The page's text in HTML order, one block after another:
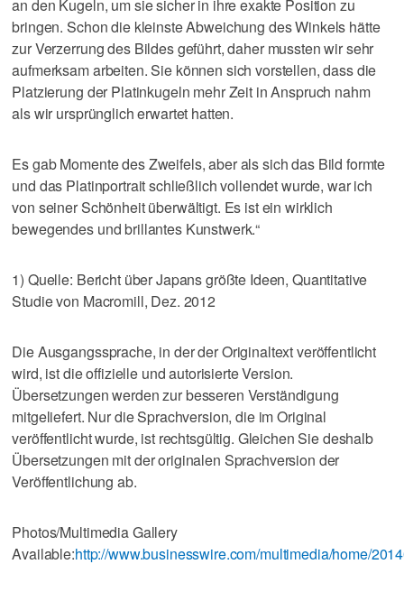
an den Kugeln, um sie sicher in ihre exakte Position zu
bringen. Schon die kleinste Abweichung des Winkels hätte
zur Verzerrung des Bildes geführt, daher mussten wir sehr
aufmerksam arbeiten. Sie können sich vorstellen, dass die
Platzierung der Platinkugeln mehr Zeit in Anspruch nahm
als wir ursprünglich erwartet hatten.
Es gab Momente des Zweifels, aber als sich das Bild formte
und das Platinportrait schließlich vollendet wurde, war ich
von seiner Schönheit überwältigt. Es ist ein wirklich
bewegendes und brillantes Kunstwerk.“
1) Quelle: Bericht über Japans größte Ideen, Quantitative
Studie von Macromill, Dez. 2012
Die Ausgangssprache, in der der Originaltext veröffentlicht
wird, ist die offizielle und autorisierte Version.
Übersetzungen werden zur besseren Verständigung
mitgeliefert. Nur die Sprachversion, die im Original
veröffentlicht wurde, ist rechtsgültig. Gleichen Sie deshalb
Übersetzungen mit der originalen Sprachversion der
Veröffentlichung ab.
Photos/Multimedia Gallery
Available:http://www.businesswire.com/multimedia/home/